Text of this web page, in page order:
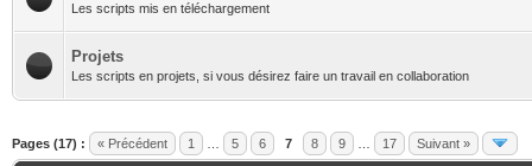
Les scripts mis en téléchargement
Projets
Les scripts en projets, si vous désirez faire un travail en collaboration
Pages (17) : « Précédent 1 5 6 7 8 9 17 Suivant »